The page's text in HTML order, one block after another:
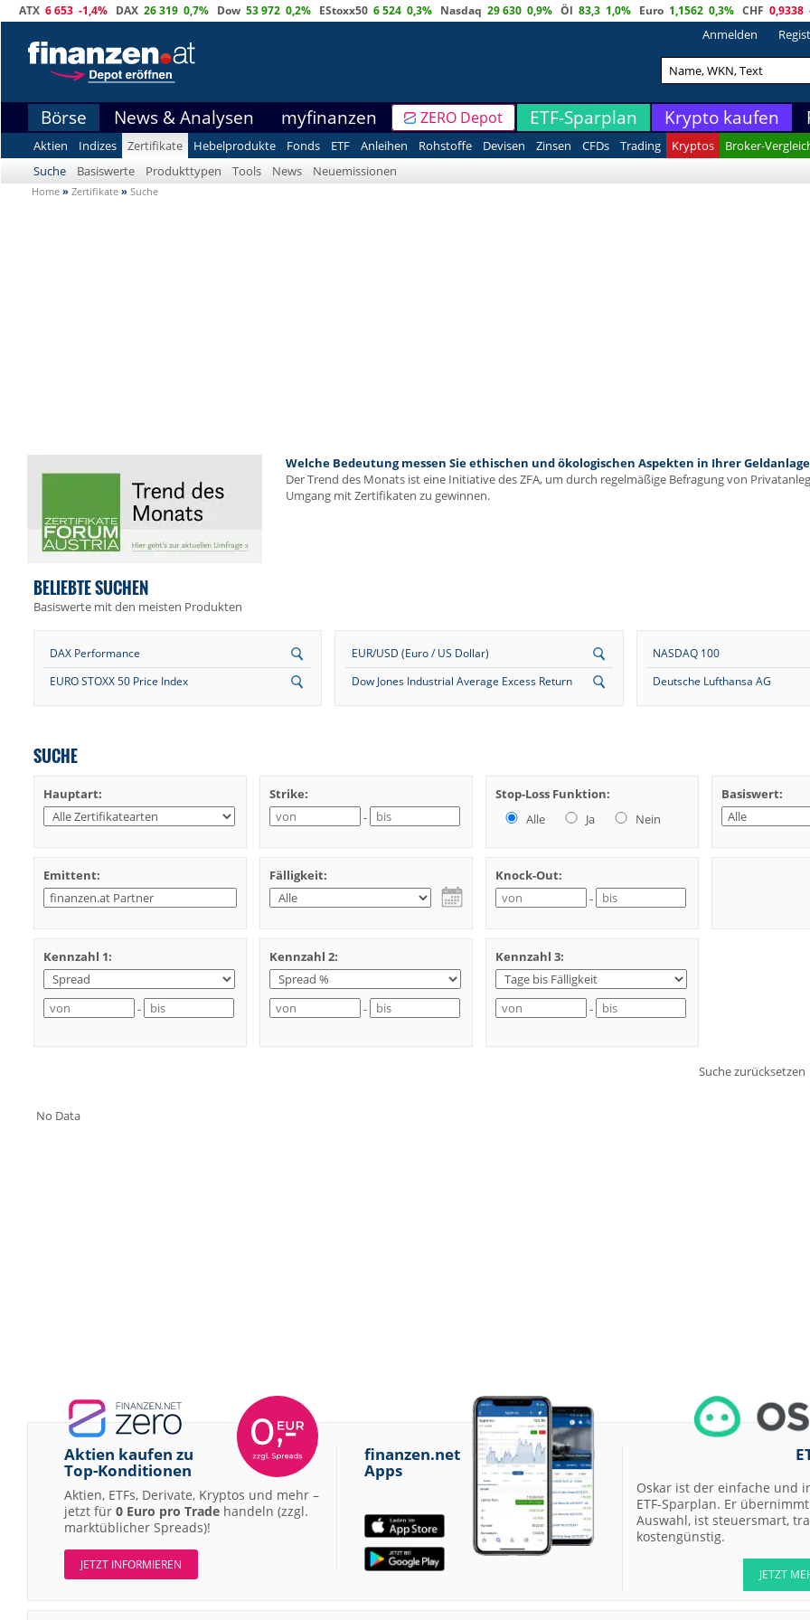
ATX 6 653 -1,4% DAX 26 319 0,7% Dow 53 972 0,2% EStoxx50 6 524 0,3% Nasdaq 29 630 0,9% Öl 83,3 1,0% Euro 1,1562 0,3% CHF 0,9338
Anmelden
Börse News & Analysen myfinanzen ZERO Depot ETF-Sparplan Krypto kaufen
Aktien Indizes Zertifikate Hebelprodukte Fonds ETF Anleihen Rohstoffe Devisen Zinsen CFDs Trading Kryptos Broker-
Suche
Basiswerte Produkttypen Tools News Neuemissionen
Home » Zertifikate » Suche
Welche Bedeutung messen Sie ethischen und ökologischen Aspekten in Ihrer Geldanlage
Der Trend des Monats ist eine Initiative des ZFA, um durch regelmäßige Befragung von
Umgang mit Zertifikaten zu gewinnen.
BELIEBTE SUCHEN
Basiswerte mit den meisten Produkten
DAX Performance
EURO STOXX 50 Price Index
EUR/USD (Euro / US Dollar)
Dow Jones Industrial Average Excess Return
NASDAQ 100
Deutsche Lufthansa AG
SUCHE
Hauptart:
Strike:
-
Stop-Loss Funktion:
Alle
Ja Nein
Basiswert:
Emittent: Fälligkeit:
Knock-Out:
-
Kennzahl 1:
-
Kennzahl 2:
-
Kennzahl 3:
-
Suche zurücksetzen
No Data
Aktien kaufen zu
Top-Konditionen
Aktien, ETFs, Derivate, Kryptos und mehr –
jetzt für 0 Euro pro Trade handeln (zzgl.
marktüblicher Spreads)!
JETZT INFORMIEREN
finanzen.net
Apps
Oskar ist der einfache und
ETF-Sparplan. Er übernimmt
Auswahl, ist steuersmart,
kostengünstig.
JETZT